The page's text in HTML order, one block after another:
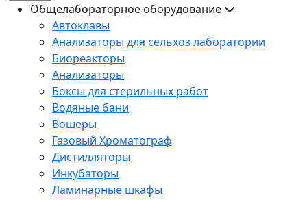
Общелабораторное оборудование
Автоклавы
Анализаторы для сельхоз лаборатории
Биореакторы
Анализаторы
Боксы для стерильных работ
Водяные бани
Вошеры
Газовый Хроматограф
Дистилляторы
Инкубаторы
Ламинарные шкафы